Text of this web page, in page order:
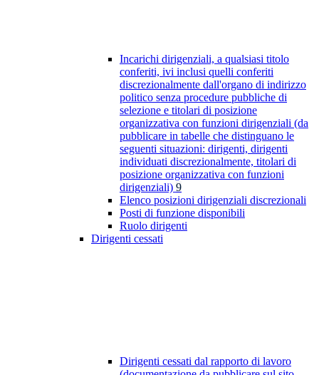
Incarichi dirigenziali, a qualsiasi titolo
conferiti, ivi inclusi quelli conferiti
discrezionalmente dall'organo di indirizzo
politico senza procedure pubbliche di
selezione e titolari di posizione
organizzativa con funzioni dirigenziali (da
pubblicare in tabelle che distinguano le
seguenti situazioni: dirigenti, dirigenti
individuati discrezionalmente, titolari di
posizione organizzativa con funzioni
dirigenziali) 9
Elenco posizioni dirigenziali discrezionali
Posti di funzione disponibili
Ruolo dirigenti
Dirigenti cessati
Dirigenti cessati dal rapporto di lavoro